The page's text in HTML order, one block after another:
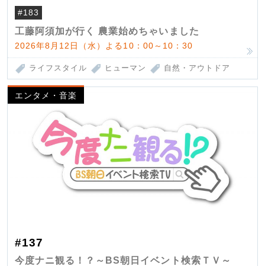
#183
工藤阿須加が行く 農業始めちゃいました
2026年8月12日（水）よる10：00～10：30
ライフスタイル ヒューマン 自然・アウトドア
エンタメ・音楽
#137
今度ナニ観る！？～BS朝日イベント検索ＴＶ～